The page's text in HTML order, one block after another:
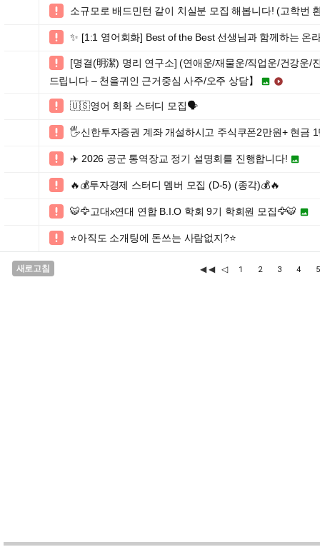
 소규모로 배드민턴 같이 치실분 모집 해봅니다! (고학번
 ✨ [1:1 영어회화] Best of the Best 선생님과 함께하는 온

[명결(明潔) 명리 연구소] (연애운/재물운/직업운/건강운/
드립니다 – 천을귀인 근거중심 사주/오주 상담】
 
 🇺🇸영어 회화 스터디 모집🗣️
 🖐신한투자증권 계좌 개설하시고 주식쿠폰2만원+ 현금
 ✈️ 2026 공군 통역장교 정기 설명회를 진행합니다! 
 🔥💰투자경제 스터디 멤버 모집 (D-5) (종각)💰🔥
 🐯🦅고대x연대 연합 B.I.O 학회 9기 학회원 모집🦅🐯 
 ⭐️아직도 소개팅에 돈쓰는 사람없지?⭐️
새로고침 ◀◀ ◁ 1 2 3 4